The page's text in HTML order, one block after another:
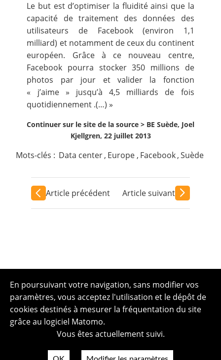
Le but est d’optimiser la fluidité ainsi que la
capacité de traitement des données des
utilisateurs de Facebook (environ 1,1
milliard) et notamment de ceux du continent
européen. Grâce à ce nouveau centre,
Facebook pourra stocker 350 millions de
photos par jour et valider la fonction
« j’aime » jusqu’à 4,5 milliards de fois
quotidiennement .(…) »
Continuer sur le site de la source > BE Suède, Joel
Kjellgren, 22 juillet 2013
Mots-clés : Data center, Europe , Facebook,Suède
Article précédent Article suivant
En poursuivant votre navigation, sans modifier vos
paramètres, vous acceptez l'utilisation et le dépôt de
cookies destinés à mesurer la fréquentation du site
grâce au logiciel Matomo.
Vous êtes actuellement suivi.